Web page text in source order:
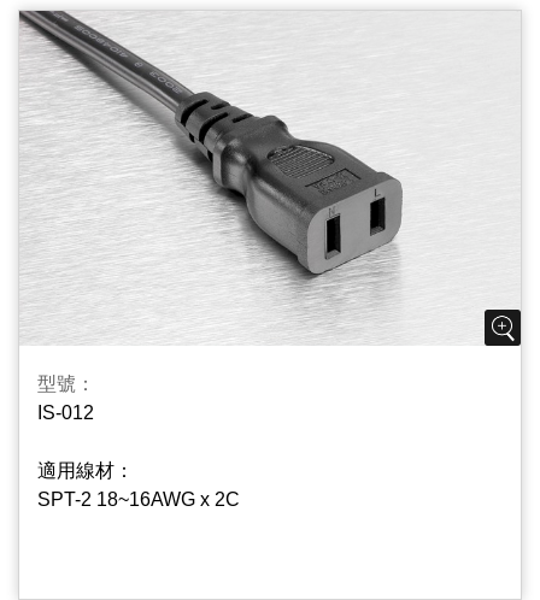
型號：
IS-012
適用線材：
SPT-2 18~16AWG x 2C